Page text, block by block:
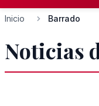
Inicio Barrado
Noticias